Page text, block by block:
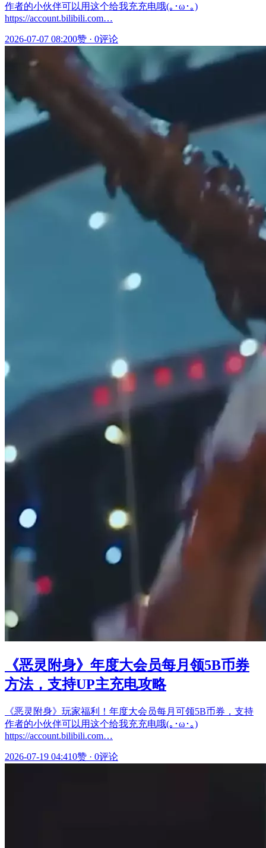
作者的小伙伴可以用这个给我充充电哦(｡･ω･｡)
https://account.bilibili.com…
2026-07-07 08:200赞 · 0评论
《恶灵附身》年度大会员每月领5B币券
方法，支持UP主充电攻略
《恶灵附身》玩家福利！年度大会员每月可领5B币券，支持
作者的小伙伴可以用这个给我充充电哦(｡･ω･｡)
https://account.bilibili.com…
2026-07-19 04:410赞 · 0评论